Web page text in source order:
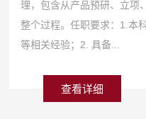
理，包含从产品预研、立项
整个过程。任职要求：1.本
等相关经验；2. 具备...
查看详细